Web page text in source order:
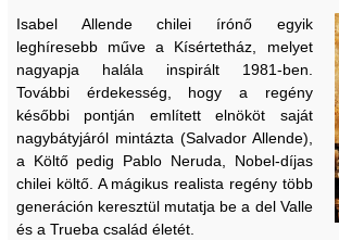
Isabel Allende chilei írónő egyik
leghíresebb műve a Kísértetház, melyet
nagyapja halála inspirált 1981-ben.
További érdekesség, hogy a regény
későbbi pontján említett elnököt saját
nagybátyjáról mintázta (Salvador Allende),
a Költő pedig Pablo Neruda, Nobel-díjas
chilei költő. A mágikus realista regény több
generáción keresztül mutatja be a del Valle
és a Trueba család életét.